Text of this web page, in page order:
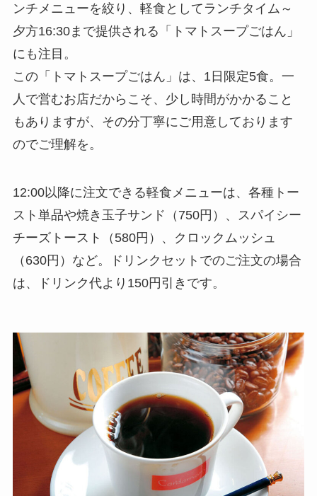
ンチメニューを絞り、軽食としてランチタイム～
夕方16:30まで提供される「トマトスープごはん」
にも注目。
この「トマトスープごはん」は、1日限定5食。一
人で営むお店だからこそ、少し時間がかかること
もありますが、その分丁寧にご用意しております
のでご理解を。
12:00以降に注文できる軽食メニューは、各種トー
スト単品や焼き玉子サンド（750円）、スパイシー
チーズトースト（580円）、クロックムッシュ
（630円）など。ドリンクセットでのご注文の場合
は、ドリンク代より150円引きです。